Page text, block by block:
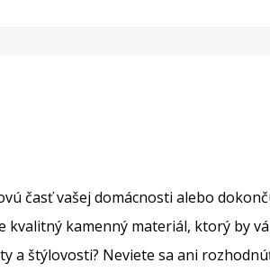
časť vašej domácnosti alebo
kvalitný kamenný materiál, ktorý by
a štýlovosti? Neviete sa ani